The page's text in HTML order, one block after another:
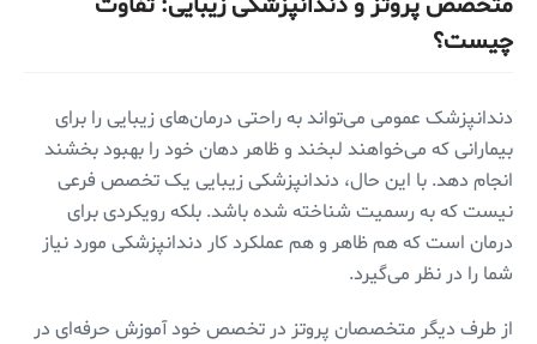
چیست؟
دندانپزشک عمومی می‌تواند به راحتی درمان‌های زیبایی را برای
بیمارانی که می‌خواهند لبخند و ظاهر دهان خود را بهبود بخشند
انجام دهد. با این حال، دندانپزشکی زیبایی یک تخصص فرعی
نیست که به رسمیت شناخته شده باشد. بلکه رویکردی برای
درمان است که هم ظاهر و هم عملکرد کار دندانپزشکی مورد نیاز
شما را در نظر می‌گیرد.
از طرف دیگر متخصصان پروتز در تخصص خود آموزش حرفه‌ای در